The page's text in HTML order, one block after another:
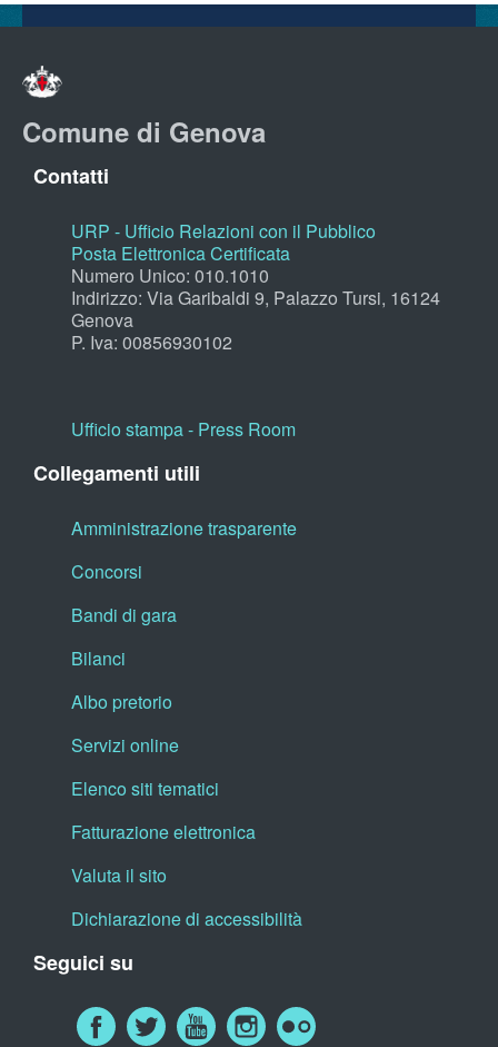
Comune di Genova
Contatti
URP - Ufficio Relazioni con il Pubblico
Posta Elettronica Certificata
Numero Unico: 010.1010
Indirizzo: Via Garibaldi 9, Palazzo Tursi, 16124
Genova
P. Iva: 00856930102
Ufficio stampa - Press Room
Collegamenti utili
Amministrazione trasparente
Concorsi
Bandi di gara
Bilanci
Albo pretorio
Servizi online
Elenco siti tematici
Fatturazione elettronica
Valuta il sito
Dichiarazione di accessibilità
Seguici su